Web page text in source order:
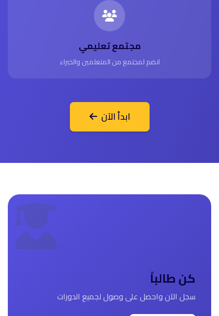
مجتمع تعليمي
انضم لمجتمع من المتعلمين والخبراء
ابدأ الآن
كن طالباً
سجل الآن واحصل على وصول لجميع الدورات